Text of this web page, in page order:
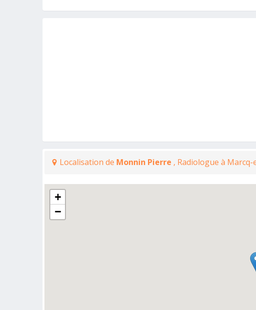
Localisation de Monnin Pierre , Radiologue à
+
−